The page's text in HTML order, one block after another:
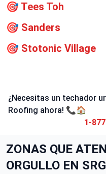
🎯 Tees Toh
🎯 Sanders
🎯 Stotonic Village
¿Necesitas un techador
Roofing ahora! 📞🏠
1-
ZONAS QUE
ORGULLO EN